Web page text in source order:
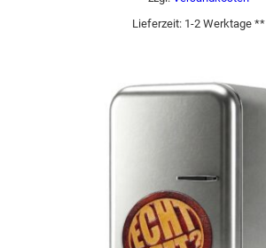
Lieferzeit: 1-2 Werktage **